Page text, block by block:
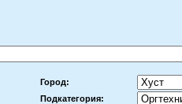
Город:
Подкатегория: